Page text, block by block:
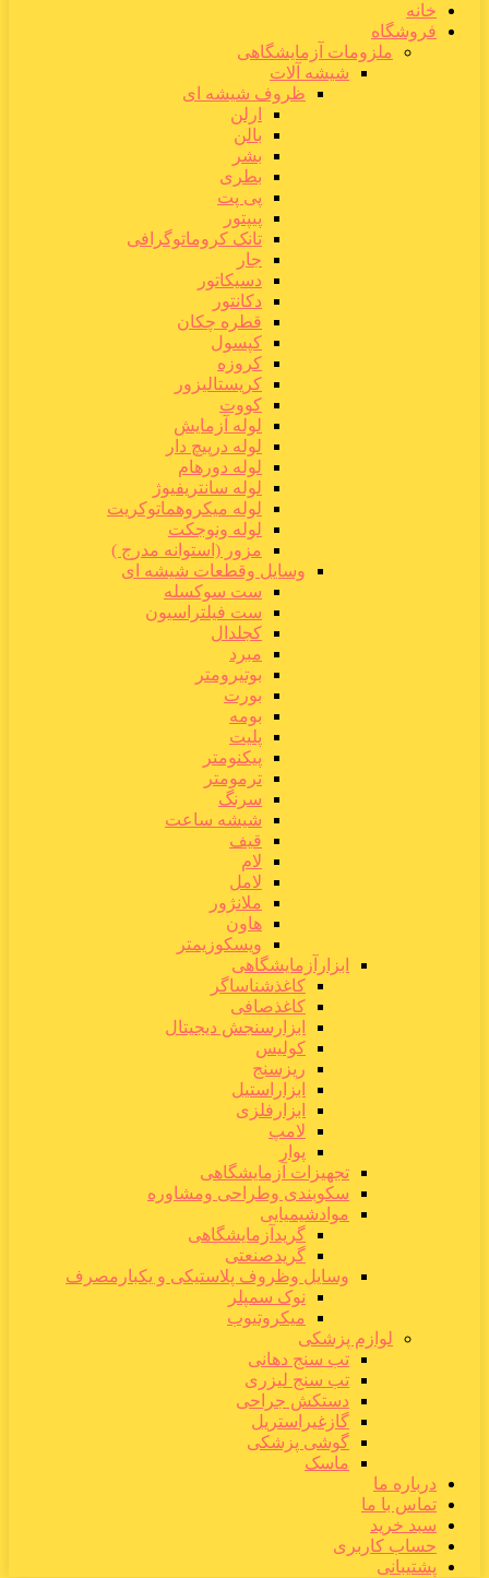
خانه
فروشگاه
ملزومات آزمایشگاهی
شیشه آلات
ظروف شیشه ای
ارلن
بالن
بشر
بطری
پی پت
پیپتور
تانک کروماتوگرافی
جار
دسیکاتور
دکانتور
قطره چکان
کپسول
کروزه
کریستالیزور
کووت
لوله آزمایش
لوله درپیچ دار
لوله دورهام
لوله سانتریفیوژ
لوله میکروهماتوکریت
لوله ونوجکت
مزور (استوانه مدرج )
وسایل وقطعات شیشه ای
ست سوکسله
ست فیلتراسیون
کجلدال
مبرد
بوتیرومتر
بورت
بومه
پلیت
پیکنومتر
ترمومتر
سرنگ
شیشه ساعت
قیف
لام
لامل
ملانژور
هاون
ویسکوزیمتر
ابزارآزمایشگاهی
کاغذشناساگر
کاغذصافی
ابزارسنجش دیجیتال
کولیس
ریزسنج
ابزاراستیل
ابزارفلزی
لامپ
پوار
تجهیزات آزمایشگاهی
سکوبندی وطراحی ومشاوره
موادشیمیایی
گریدآزمایشگاهی
گریدصنعتی
وسایل وظروف پلاستیکی و یکبارمصرف
نوک سمپلر
میکروتیوب
لوازم پزشکی
تب سنج دهانی
تب سنج لیزری
دستکش جراحی
گازغیراستریل
گوشی پزشکی
ماسک
درباره ما
تماس با ما
سبد خرید
حساب کاربری
پشتیبانی